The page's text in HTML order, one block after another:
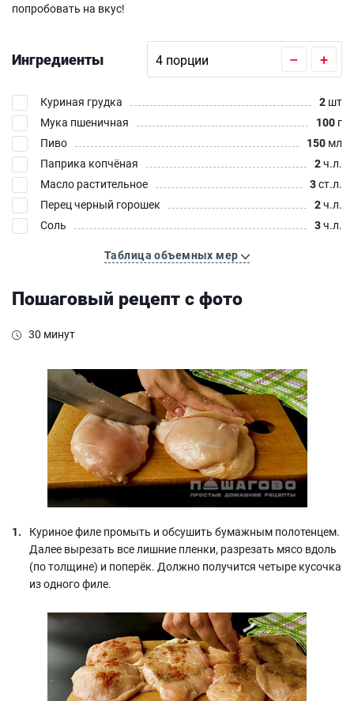
попробовать на вкус!
Ингредиенты – +
Куриная грудка 2 шт
Мука пшеничная
100 г
Пиво
150 мл
Паприка копчёная
2ч.л.
Масло растительное
3ст.л.
Перец черный горошек
2ч.л.
Соль
3ч.л.
Таблица объемных мер
Пошаговый рецепт с фото
30 минут
Куриное филе промыть и обсушить бумажным полотенцем.
Далее вырезать все лишние пленки, разрезать мясо вдоль
(по толщине) и поперёк. Должно получится четыре кусочка
из одного филе.